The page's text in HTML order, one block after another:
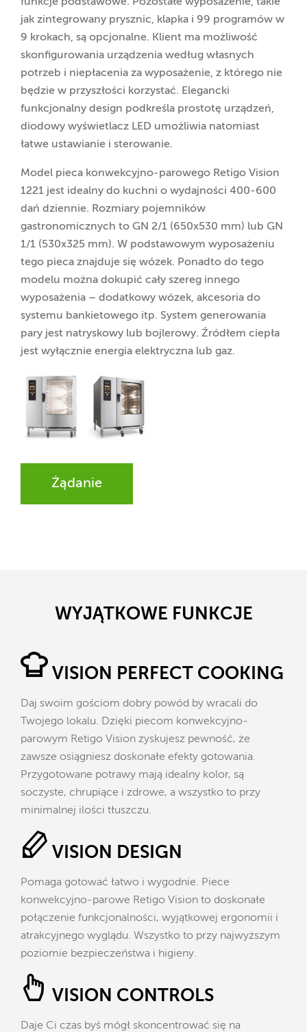
jak zintegrowany prysznic, klapka i 99 programów w
9 krokach, są opcjonalne. Klient ma możliwość
skonfigurowania urządzenia według własnych
potrzeb i niepłacenia za wyposażenie, z którego nie
będzie w przyszłości korzystać. Elegancki
funkcjonalny design podkreśla prostotę urządzeń,
diodowy wyświetlacz LED umożliwia natomiast
łatwe ustawianie i sterowanie.
Model pieca konwekcyjno-parowego Retigo Vision
1221 jest idealny do kuchni o wydajności 400-600
dań dziennie. Rozmiary pojemników
gastronomicznych to GN 2/1 (650x530 mm) lub GN
1/1 (530x325 mm). W podstawowym wyposażeniu
tego pieca znajduje się wózek. Ponadto do tego
modelu można dokupić cały szereg innego
wyposażenia – dodatkowy wózek, akcesoria do
systemu bankietowego itp. System generowania
pary jest natryskowy lub bojlerowy. Źródłem ciepła
jest wyłącznie energia elektryczna lub gaz.
Żądanie
WYJĄTKOWE FUNKCJE
VISION PERFECT COOKING
Daj swoim gościom dobry powód by wracali do
Twojego lokalu. Dzięki piecom konwekcyjno-
parowym Retigo Vision zyskujesz pewność, że
zawsze osiągniesz doskonałe efekty gotowania.
Przygotowane potrawy mają idealny kolor, są
soczyste, chrupiące i zdrowe, a wszystko to przy
minimalnej ilości tłuszczu.
VISION DESIGN
Pomaga gotować łatwo i wygodnie. Piece
konwekcyjno-parowe Retigo Vision to doskonałe
połączenie funkcjonalności, wyjątkowej ergonomii i
atrakcyjnego wyglądu. Wszystko to przy najwyższym
poziomie bezpieczeństwa i higieny.
VISION CONTROLS
Daje Ci czas byś mógł skoncentrować się na